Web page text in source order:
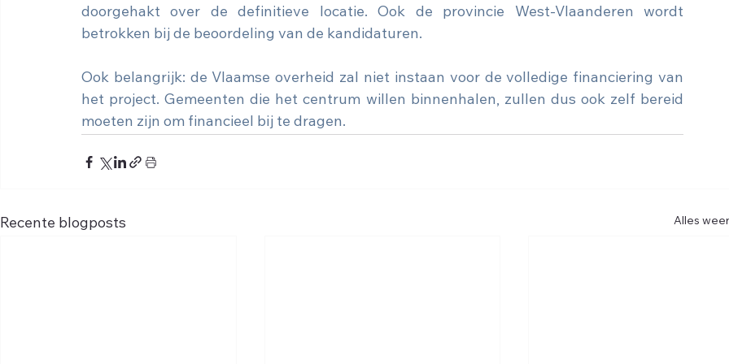
doorgehakt over de definitieve locatie. Ook de provincie West-Vlaanderen wordt
betrokken bij de beoordeling van de kandidaturen.
Ook belangrijk: de Vlaamse overheid zal niet instaan voor de volledige financiering van
het project. Gemeenten die het centrum willen binnenhalen, zullen dus ook zelf bereid
moeten zijn om financieel bij te dragen.
Recente blogposts Alles